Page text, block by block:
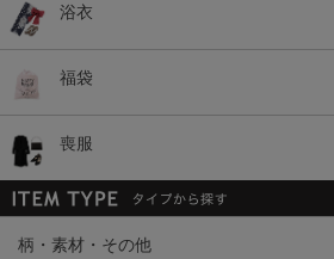
浴衣
福袋
喪服
柄・素材・その他